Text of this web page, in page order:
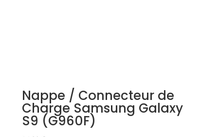
Nappe / Connecteur de
Charge Samsung Galaxy
S9 (G960F)